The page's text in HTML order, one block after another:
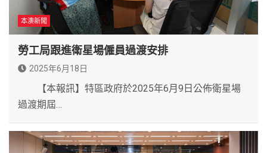
本澳新聞
勞工局跟進衛星場僱員過渡安排
2025年6月18日
【本報訊】特區政府於2025年6月9日公佈衛星場
過渡期屆…